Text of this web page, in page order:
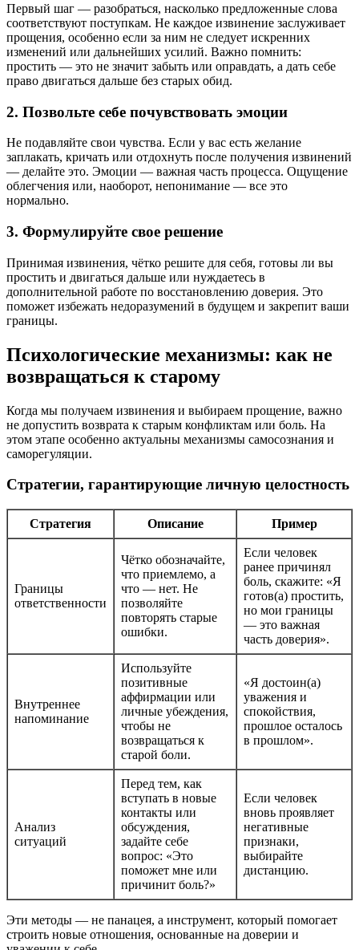
Первый шаг — разобраться, насколько предложенные слова
соответствуют поступкам. Не каждое извинение заслуживает
прощения, особенно если за ним не следует искренних
изменений или дальнейших усилий. Важно помнить:
простить — это не значит забыть или оправдать, а дать себе
право двигаться дальше без старых обид.
2. Позвольте себе почувствовать эмоции
Не подавляйте свои чувства. Если у вас есть желание
заплакать, кричать или отдохнуть после получения извинений
— делайте это. Эмоции — важная часть процесса. Ощущение
облегчения или, наоборот, непонимание — все это
нормально.
3. Формулируйте свое решение
Принимая извинения, чётко решите для себя, готовы ли вы
простить и двигаться дальше или нуждаетесь в
дополнительной работе по восстановлению доверия. Это
поможет избежать недоразумений в будущем и закрепит ваши
границы.
Психологические механизмы: как не
возвращаться к старому
Когда мы получаем извинения и выбираем прощение, важно
не допустить возврата к старым конфликтам или боль. На
этом этапе особенно актуальны механизмы самосознания и
саморегуляции.
Стратегии, гарантирующие личную целостность
Стратегия Описание Пример
Границы
ответственности
Чётко обозначайте,
что приемлемо, а
что — нет. Не
позволяйте
повторять старые
ошибки.
Если человек
ранее причинял
боль, скажите: «Я
готов(а) простить,
но мои границы
— это важная
часть доверия».
Внутреннее
напоминание
Используйте
позитивные
аффирмации или
личные убеждения,
чтобы не
возвращаться к
старой боли.
«Я достоин(а)
уважения и
спокойствия,
прошлое осталось
в прошлом».
Анализ
ситуаций
Перед тем, как
вступать в новые
контакты или
обсуждения,
задайте себе
вопрос: «Это
поможет мне или
причинит боль?»
Если человек
вновь проявляет
негативные
признаки,
выбирайте
дистанцию.
Эти методы — не панацея, а инструмент, который помогает
строить новые отношения, основанные на доверии и